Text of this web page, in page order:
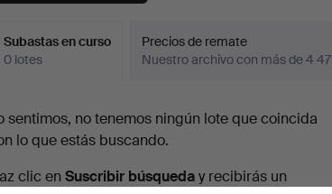
Subastas en curso
0 lotes
Precios de remate
Nuestro archivo con más de 4
sentimos, no tenemos ningún lote que coincida
lo que estás buscando.
clic enSuscribir búsqueday recibirás un